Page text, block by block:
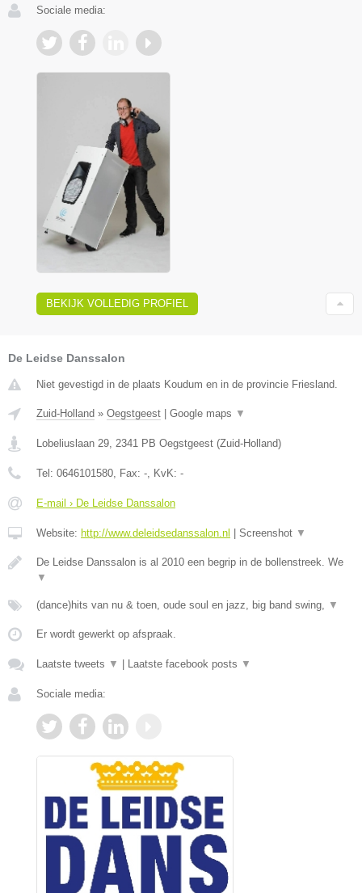
Sociale media:
BEKIJK VOLLEDIG PROFIEL
De Leidse Danssalon
Niet gevestigd in de plaats Koudum en in de provincie Friesland.
Zuid-Holland » Oegstgeest | Google maps ▼
Lobeliuslaan 29 2341 PB Oegstgeest (Zuid-Holland)
Tel: 0646101580 , Fax: - , KvK: -
E-mail › De Leidse Danssalon
Website: http://www.deleidsedanssalon.nl | Screenshot ▼
De Leidse Danssalon is al 2010 een begrip in de bollenstreek. We
▼
(dance)hits van nu & toen, oude soul en jazz, big band swing, ▼
Er wordt gewerkt op afspraak.
Laatste tweets ▼ | Laatste facebook posts ▼
Sociale media: